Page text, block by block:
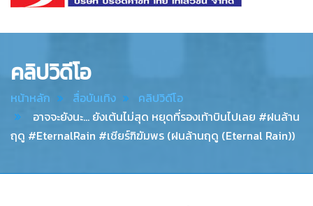
Thai
คลิปวิดีโอ
หน้าหลัก สื่อบันเทิง
คลิปวิดีโอ
อาจจะยังนะ... ยังเต้นไม่สุด หยุดที่รองเท้าบินไปเลย #ฝนล้าน
ฤดู #EternalRain #เชียร์ฑิฆัมพร (ฝนล้านฤดู (Eternal Rain))